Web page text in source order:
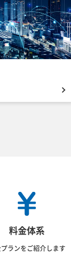
料金体系
ランをご紹介します